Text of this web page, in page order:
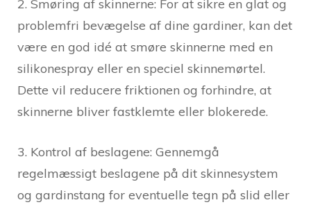
2. Smøring af skinnerne: For at sikre en glat og
problemfri bevægelse af dine gardiner, kan det
være en god idé at smøre skinnerne med en
silikonespray eller en speciel skinnemørtel.
Dette vil reducere friktionen og forhindre, at
skinnerne bliver fastklemte eller blokerede.
3. Kontrol af beslagene: Gennemgå
regelmæssigt beslagene på dit skinnesystem
og gardinstang for eventuelle tegn på slid eller